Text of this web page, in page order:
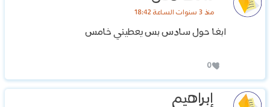
منذ 3 سنوات الساعة 18:42
ابغا حول سادس بس يعطيني خامس
0
إبراهيم